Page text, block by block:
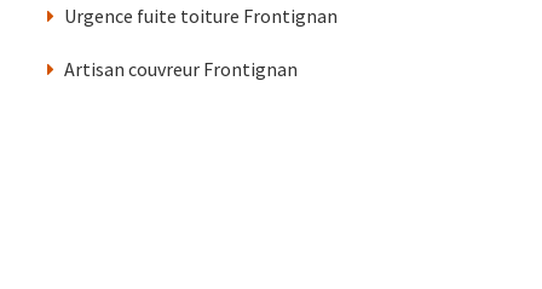
Urgence fuite toiture Frontignan
Artisan couvreur Frontignan